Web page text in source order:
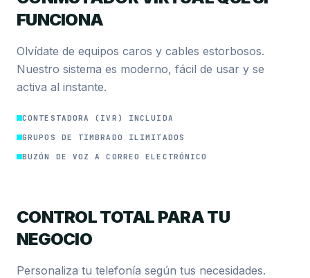
FUNCIONA
Olvídate de equipos caros y cables estorbosos.
Nuestro sistema es moderno, fácil de usar y se
activa al instante.
CONTESTADORA (IVR) INCLUIDA
GRUPOS DE TIMBRADO ILIMITADOS
BUZÓN DE VOZ A CORREO ELECTRÓNICO
CONTROL TOTAL PARA TU
NEGOCIO
Personaliza tu telefonía según tus necesidades.